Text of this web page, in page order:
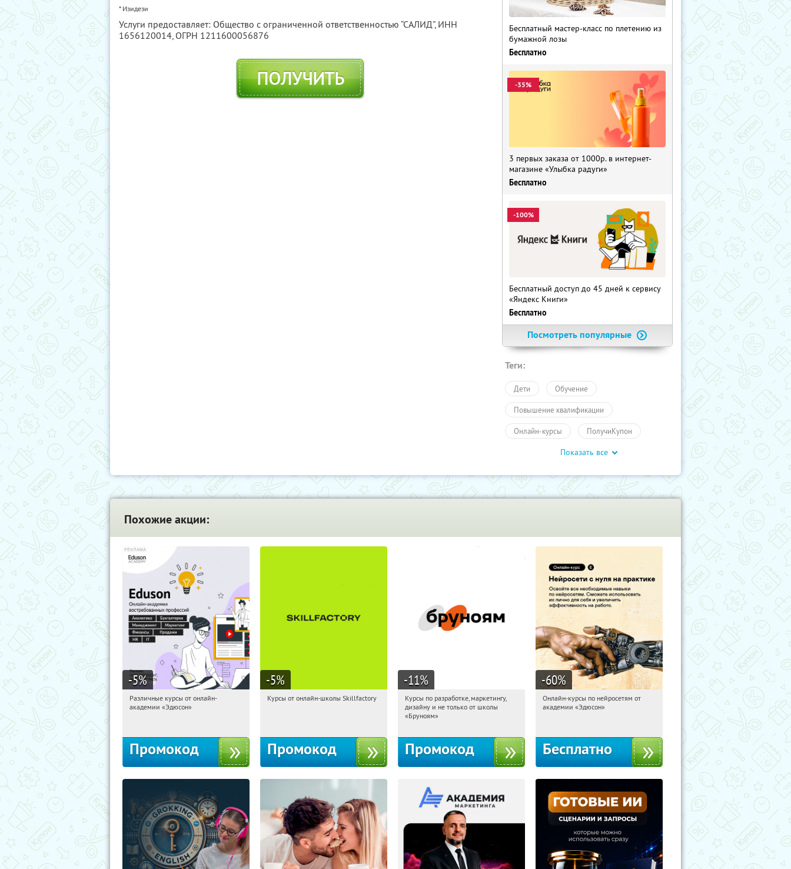
* Изидези
Услуги предоставляет: Общество с ограниченной ответственностью “САЛИД”, ИНН
1656120014, ОГРН 1211600056876
ПОЛУЧИТЬ
Бесплатный мастер-класс по плетению из
бумажной лозы
Бесплатно
-35%
3 первых заказа от 1000р. в интернет-
магазине «Улыбка радуги»
Бесплатно
-100%
Бесплатный доступ до 45 дней к сервису
«Яндекс Книги»
Бесплатно
Посмотреть популярные
Теги:
Дети Обучение
Повышение квалификации
Онлайн-курсы ПолучиКупон
Обучение
Показать все
Похожие акции:
-5%
12:32:17 Получили:
Различные курсы от онлайн-
академии «Эдюсон»
Промокод
-5%
12:32:17
Получи первым!
Курсы от онлайн-школы Skillfactory
Промокод
-11%
12:32:17
Получи первым!
Россия
Курсы по разработке, маркетингу,
дизайну и не только от школы
«Бруноям»
Промокод
-60%
12:32:17 Получили:
Онлайн-курсы по нейросетям от
академии «Эдюсон»
Бесплатно